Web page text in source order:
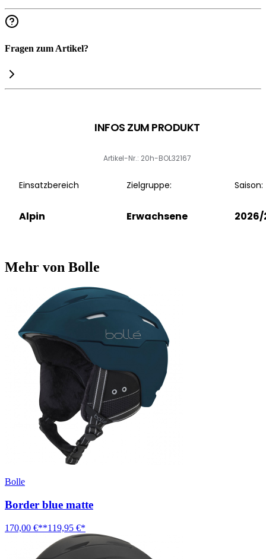
Fragen zum Artikel?
INFOS ZUM PRODUKT
Artikel-Nr.: 20h-BOL32167
Einsatzbereich
Alpin
Zielgruppe:
Erwachsene
Saison:
2026/
Mehr von Bolle
Bolle
Border blue matte
170,00 €**119,95 €*